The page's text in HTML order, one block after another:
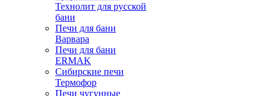
Технолит для русской
бани
Печи для бани
Варвара
Печи для бани
ERMAK
Сибирские печи
Термофор
Печи чугунные